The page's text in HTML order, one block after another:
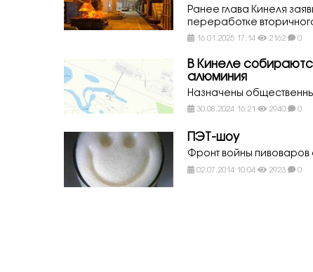
Ранее глава Кинеля
переработке
16.01.2025 17:14 2162 0
В Кинеле
алюминия
Назначены
30.08.2024 16:21 2940 0
ПЭТ-шоу
Фронт войны
02.07.2014 10:04 2923 0